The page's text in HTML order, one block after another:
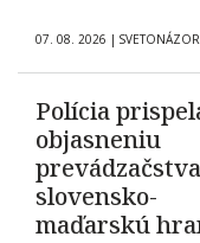
07. 08. 2026 | SVETONÁZOR
Polícia
objasneniu
slovensko-
maďarskú